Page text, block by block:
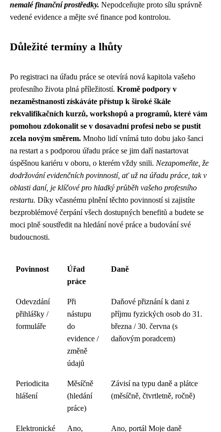
nemalé finanční prostředky. Nepodceňujte proto sílu správně
vedené evidence a mějte své finance pod kontrolou.
Důležité termíny a lhůty
Po registraci na úřadu práce se otevírá nová kapitola vašeho
profesního života plná příležitostí. Kromě podpory v
nezaměstnanosti získáváte přístup k široké škále
rekvalifikačních kurzů, workshopů a programů, které vám
pomohou zdokonalit se v dosavadní profesi nebo se pustit
zcela novým směrem. Mnoho lidí vnímá tuto dobu jako šanci
na restart a s podporou úřadu práce se jim daří nastartovat
úspěšnou kariéru v oboru, o kterém vždy snili. Nezapomeňte, že
dodržování evidenčních povinností, ať už na úřadu práce, tak v
oblasti daní, je klíčové pro hladký průběh vašeho profesního
restartu. Díky včasnému plnění těchto povinností si zajistíte
bezproblémové čerpání všech dostupných benefitů a budete se
moci plně soustředit na hledání nové práce a budování své
budoucnosti.
Povinnost
Úřad
práce
Daně
Odevzdání
přihlášky /
formuláře
Při
nástupu
do
evidence /
změně
údajů
Daňové přiznání k dani z
příjmu fyzických osob do 31.
března / 30. června (s
daňovým poradcem)
Periodicita
hlášení
Měsíčně
(hledání
práce)
Závisí na typu daně a plátce
(měsíčně, čtvrtletně, ročně)
Elektronické Ano, Ano, portál Moje daně